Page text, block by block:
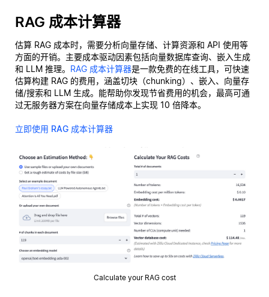
RAG 成本计算器
估算 RAG 成本时，需要分析向量存储、计算资源和 API 使用等
方面的开销。主要成本驱动因素包括向量数据库查询、嵌入生成
和 LLM 推理。 RAG 成本计算器是一款免费的在线工具，可快速
估算构建 RAG 的费用，涵盖切块（chunking）、嵌入、向量存
储/搜索和 LLM 生成。能帮助你发现节省费用的机会，最高可通
过无服务器方案在向量存储成本上实现 10 倍降本。
立即使用 RAG 成本计算器
Calculate your RAG cost